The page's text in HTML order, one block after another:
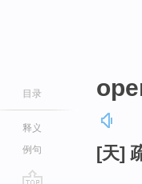
目录
释义
例句
[天]